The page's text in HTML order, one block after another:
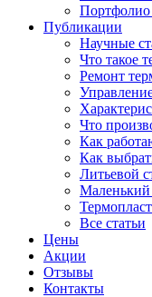
Публикации
Научные
Что такое
Ремонт
Что
Как
Как
Литьевой
Маленький
Все статьи
Цены
Акции
Отзывы
Контакты